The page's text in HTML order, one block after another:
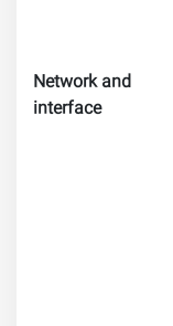
Network and
interface